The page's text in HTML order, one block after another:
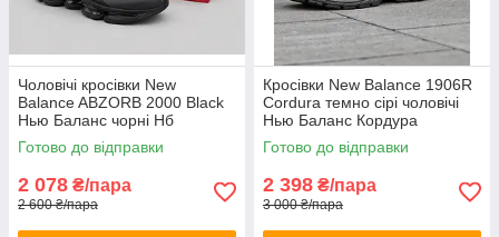
Чоловічі кросівки New
Balance ABZORB 2000 Black
Нью Баланс чорні Нб
текстиль демісезон
Готово до відправки
2 078 ₴/пара
2 600 ₴/пара
Кросівки New Balance 1906R
Cordura темно сірі чоловічі
Нью Баланс Кордура
водостійкі
Готово до відправки
2 398 ₴/пара
3 000 ₴/пара